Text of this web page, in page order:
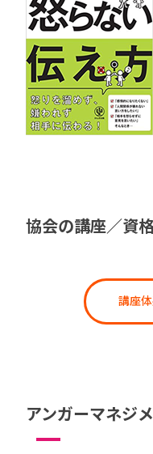
協会の講座／資
講座
アンガーマネジ